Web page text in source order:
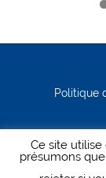
Politique
Ce site utilise
présumons